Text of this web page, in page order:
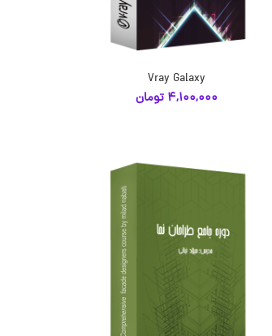
انتخاب گزینه‌ها
Vray Galaxy
4,100,000 تومان